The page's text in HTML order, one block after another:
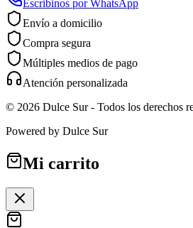
Escribinos por WhatsApp
Envío a domicilio
Compra segura
Múltiples medios de pago
Atención personalizada
© 2026 Dulce Sur- Todos los derechos
Powered by Dulce Sur
Mi carrito